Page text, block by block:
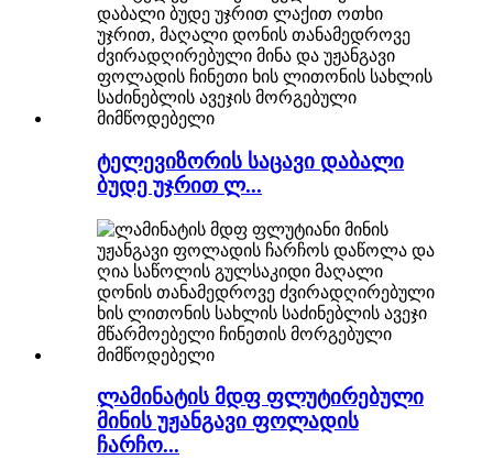
ტელევიზორის საცავი დაბალი
ბუდე უჯრით ლ...
ლამინატის მდფ ფლუტირებული
მინის უჟანგავი ფოლადის
ჩარჩო...